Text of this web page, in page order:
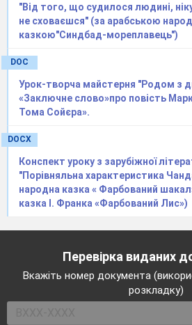
"Від того, що судилося людині,
не сховаєшся" (за арабською
казкою"Синдбад-мореплавець")
DOC
Урок-творча майстерня "Родом з
«Заключне слово»про повість
Тома Сойєра».
DOCX
Конспект уроку з зарубіжної
"Порівняльна характеристика
народна казка « Фарбований
казка І. Франка «Фарбований Лис»)
Перевірка виданих
Вкажіть номер документа
розкладку)